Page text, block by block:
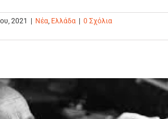
2021 Νέα, Ελλάδα 0 Σχόλια